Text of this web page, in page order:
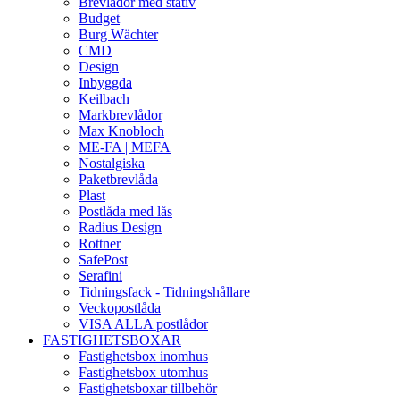
Budget
Burg Wächter
CMD
Design
Inbyggda
Keilbach
Markbrevlådor
Max Knobloch
ME-FA | MEFA
Nostalgiska
Paketbrevlåda
Plast
Postlåda med lås
Radius Design
Rottner
SafePost
Serafini
Tidningsfack - Tidningshållare
Veckopostlåda
VISA ALLA postlådor
FASTIGHETSBOXAR
Fastighetsbox inomhus
Fastighetsbox utomhus
Fastighetsboxar tillbehör